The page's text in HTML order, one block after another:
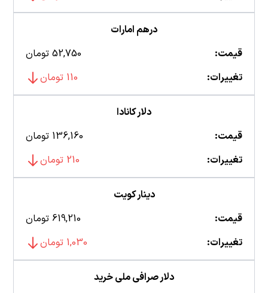
درهم امارات
قیمت:
52,750 تومان
تغییرات:
110 تومان
دلار کانادا
قیمت:
136,160 تومان
تغییرات:
210 تومان
دینار کویت
قیمت:
619,210 تومان
تغییرات:
1,030 تومان
دلار صرافی ملی خرید